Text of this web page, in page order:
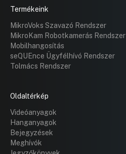
Termékeink
MikroVoks Szavazó Rendszer
MikroKam Robotkamerás Rendszer
Mobilhangosítás
seQUEnce Ügyfélhívó Rendszer
Tolmács Rendszer
Oldaltérkép
Videóanyagok
Hanganyagok
Bejegyzések
Meghívók